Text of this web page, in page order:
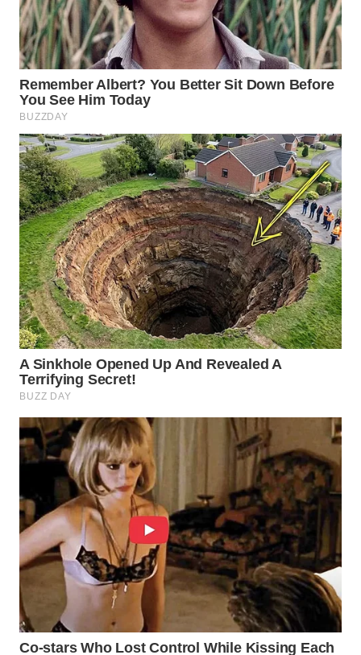
CIANJUR
WN
KEPULAUAN
SERIBU
TANGERANG
WN
BINJAI
WN
CIREBON
WN
INDRAMAYU
WN
KUNINGAN
WN
MAJALENGKA
SUBANG
WN
SUKABUMI
WN
PURWAKARTA